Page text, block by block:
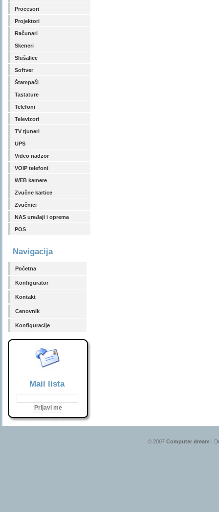
Procesori
Projektori
Računari
Skeneri
Slušalice
Softver
Štampači
Tastature
Telefoni
Televizori
TV tjuneri
UPS
Video nadzor
VOIP telefoni
WEB kamere
Zvučne kartice
Zvučnici
NAS uređaji i oprema
POS
Navigacija
Početna
Konfigurator
Kontakt
Cenovnik
Konfiguracije
Mail lista
© 2007 Computer dream |